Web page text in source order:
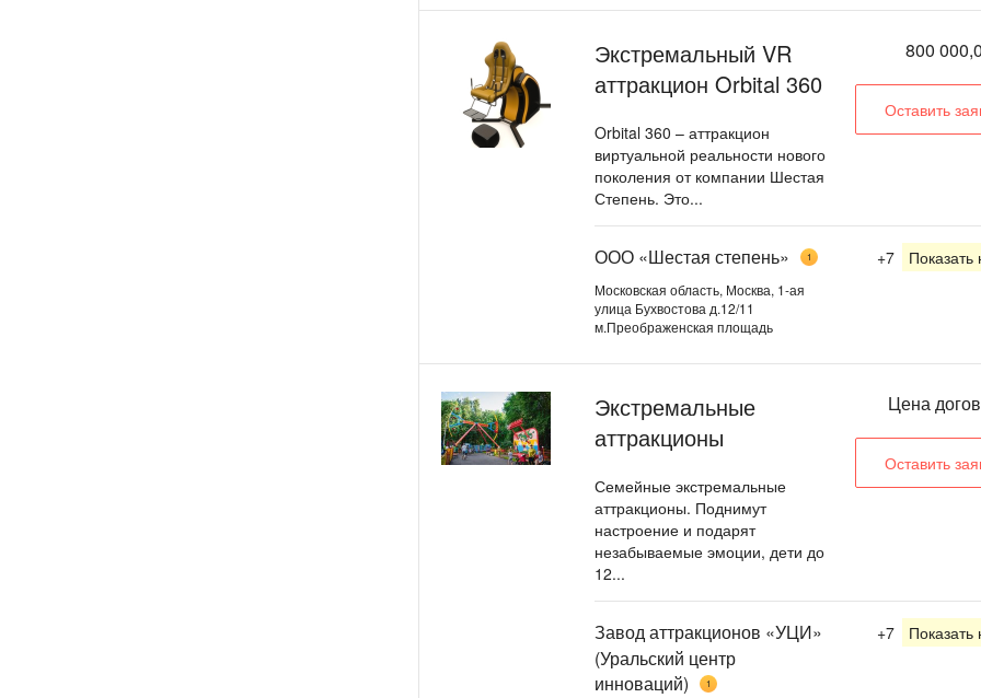
Экстремальный VR
аттракцион Orbital 360
Orbital 360 – аттракцион
виртуальной реальности нового
поколения от компании Шестая
Степень. Это...
800
Оставить
ООО «Шестая степень» 1
Московская область, Москва, 1-ая
улица Бухвостова д.12/11
м.Преображенская площадь
+7
Экстремальные
аттракционы
Семейные экстремальные
аттракционы. Поднимут
настроение и подарят
незабываемые эмоции, дети до
12...
Цена
Оставить
Завод аттракционов «УЦИ»
(Уральский центр
инноваций)
1
+7